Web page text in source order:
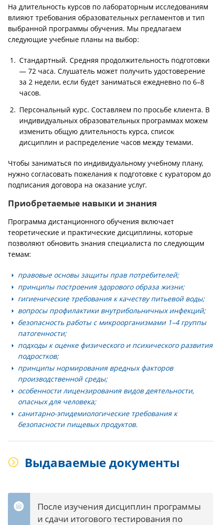
На длительность курсов по лабораторным исследованиям
влияют требования образовательных регламентов и тип
выбранной программы обучения. Мы предлагаем
следующие учебные планы на выбор:
Стандартный. Средняя продолжительность подготовки
— 72 часа. Слушатель может получить удостоверение
за 2 недели, если будет заниматься ежедневно по 6–8
часов.
Персональный курс. Составляем по просьбе клиента. В
индивидуальных образовательных программах можем
изменить общую длительность курса, список
дисциплин и распределение часов между темами.
Чтобы заниматься по индивидуальному учебному плану,
нужно согласовать пожелания к подготовке с куратором до
подписания договора на оказание услуг.
Приобретаемые навыки и знания
Программа дистанционного обучения включает
теоретические и практические дисциплины, которые
позволяют обновить знания специалиста по следующим
темам:
правовые основы защиты прав потребителей;
принципы построения здорового образа жизни;
гигиенические требования к качеству питьевой воды;
вопросы профилактики внутрибольничных инфекций;
безопасность работы с микроорганизмами 1–4 группы
патогенности;
подходы к оценке физического и психического развития
подростков;
принципы нормирования вредных факторов
производственной среды;
особенности лицензирования видов деятельности,
опасных для человека;
санитарно-эпидемиологические требования к
безопасности пищевых продуктов.
Выдаваемые документы
После изучения дисциплин программы
и сдачи итогового тестирования по